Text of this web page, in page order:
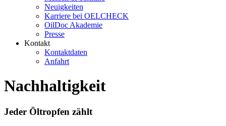
Neuigkeiten
Karriere bei OELCHECK
OilDoc Akademie
Presse
Kontakt
Kontaktdaten
Anfahrt
Nachhaltigkeit
Jeder Öltropfen zählt